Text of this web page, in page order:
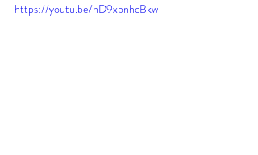
https://youtu.be/hD9xbnhcBkw